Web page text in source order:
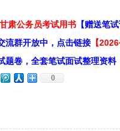
肃公务员考试用书 【赠送笔
流群开放中，点击链接 【
题卷，全套笔试面试整理资料
0